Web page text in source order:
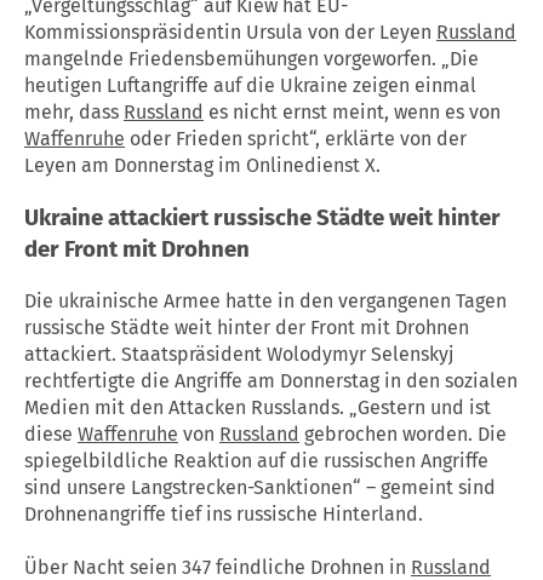
„Vergeltungsschlag“ auf Kiew hat EU-
Kommissionspräsidentin Ursula von der Leyen Russland
mangelnde Friedensbemühungen vorgeworfen. „Die
heutigen Luftangriffe auf die Ukraine zeigen einmal
mehr, dass Russland es nicht ernst meint, wenn es von
Waffenruhe oder Frieden spricht“, erklärte von der
Leyen am Donnerstag im Onlinedienst X.
Ukraine attackiert russische Städte weit hinter
der Front mit Drohnen
Die ukrainische Armee hatte in den vergangenen Tagen
russische Städte weit hinter der Front mit Drohnen
attackiert. Staatspräsident Wolodymyr Selenskyj
rechtfertigte die Angriffe am Donnerstag in den sozialen
Medien mit den Attacken Russlands. „Gestern und ist
diese Waffenruhe von Russland gebrochen worden. Die
spiegelbildliche Reaktion auf die russischen Angriffe
sind unsere Langstrecken-Sanktionen“ – gemeint sind
Drohnenangriffe tief ins russische Hinterland.
Über Nacht seien 347 feindliche Drohnen in Russland